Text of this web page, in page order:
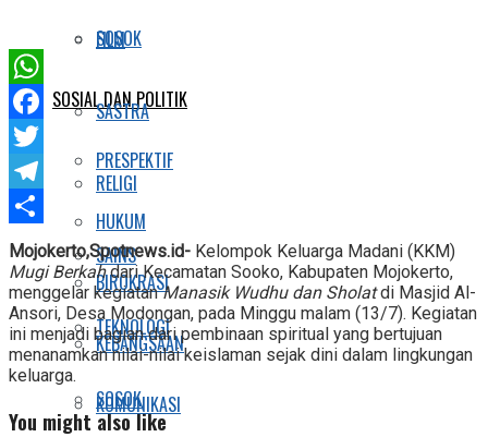
SOSOK
SOSIAL DAN POLITIK
PRESPEKTIF
HUKUM
BIROKRASI
KEBANGSAAN
KOMUNIKASI
FILM
SASTRA
RELIGI
SAINS
TEKNOLOGI
SOSOK
WhatsApp
Facebook
Twitter
Telegram
Share
Mojokerto,Spotnews.id- Kelompok Keluarga Madani (KKM)
Mugi Berkahdari Kecamatan Sooko, Kabupaten Mojokerto,
menggelar kegiatanManasik Wudhu dan Sholatdi Masjid Al-
Ansori, Desa Modongan, pada Minggu malam (13/7). Kegiatan
ini menjadi bagian dari pembinaan spiritual yang bertujuan
menanamkan nilai-nilai keislaman sejak dini dalam lingkungan
keluarga.
You might also like